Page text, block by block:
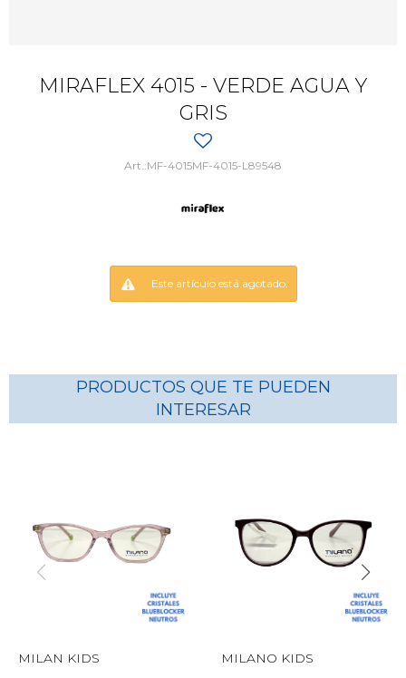
MIRAFLEX 4015 - VERDE AGUA Y
GRIS
MF-4015MF-4015-L89548
Este artículo está agotado.
PRODUCTOS QUE TE PUEDEN
INTERESAR
MILAN KIDS MILANO KIDS